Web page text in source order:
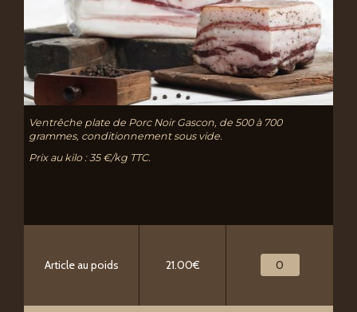
Ventrêche plate de Porc Noir Gascon, de 500 à 700
grammes, conditionnement sous vide.
Prix au kilo : 35 €/kg TTC.
Article au poids 21.00€